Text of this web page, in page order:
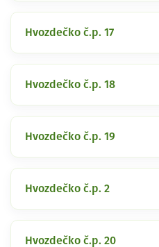
Hvozdečko č.p. 17
Hvozdečko č.p. 18
Hvozdečko č.p. 19
Hvozdečko č.p. 2
Hvozdečko č.p. 20